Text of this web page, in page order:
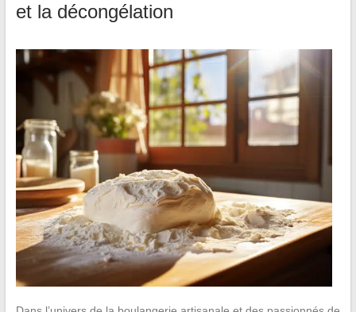
et la décongélation